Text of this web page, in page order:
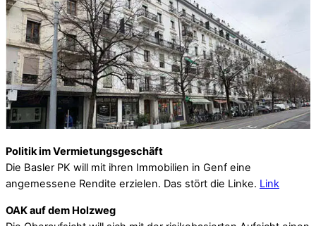
Politik im Vermietungsgeschäft
Die Basler PK will mit ihren Immobilien in Genf eine
angemessene Rendite erzielen. Das stört die Linke. Link
OAK auf dem Holzweg